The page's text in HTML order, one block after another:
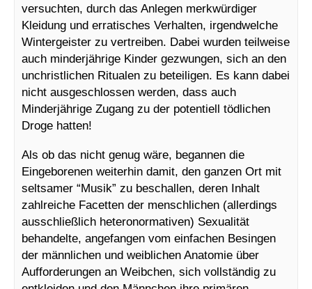
versuchten, durch das Anlegen merkwürdiger
Kleidung und erratisches Verhalten, irgendwelche
Wintergeister zu vertreiben. Dabei wurden teilweise
auch minderjährige Kinder gezwungen, sich an den
unchristlichen Ritualen zu beteiligen. Es kann dabei
nicht ausgeschlossen werden, dass auch
Minderjährige Zugang zu der potentiell tödlichen
Droge hatten!
Als ob das nicht genug wäre, begannen die
Eingeborenen weiterhin damit, den ganzen Ort mit
seltsamer “Musik” zu beschallen, deren Inhalt
zahlreiche Facetten der menschlichen (allerdings
ausschließlich heteronormativen) Sexualität
behandelte, angefangen vom einfachen Besingen
der männlichen und weiblichen Anatomie über
Aufforderungen an Weibchen, sich vollständig zu